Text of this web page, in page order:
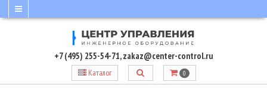
+7 (495) 255-54-71,zakaz@center-control.ru
Каталог 0